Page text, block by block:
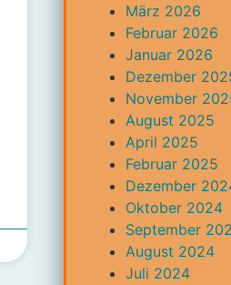
März 2026
Februar 2026
Januar 2026
Dezember
November
August 2025
April 2025
Februar 2025
Dezember
Oktober 2024
September
August 2024
Juli 2024